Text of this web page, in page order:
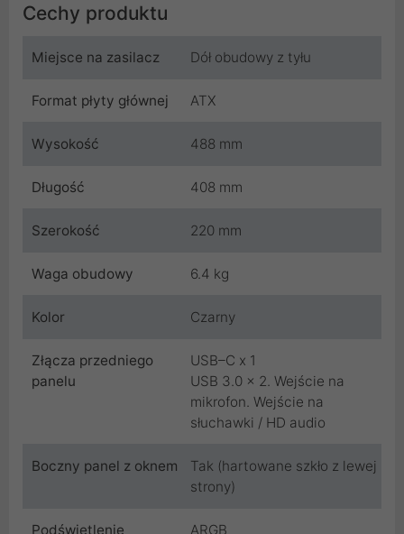
Cechy produktu
Miejsce na zasilacz Dół obudowy z tyłu
Format płyty głównej ATX
Wysokość 488 mm
Długość 408 mm
Szerokość 220 mm
Waga obudowy 6.4 kg
Kolor Czarny
Złącza przedniego
panelu
USB–C x 1
USB 3.0 x 2. Wejście na
mikrofon. Wejście na
słuchawki / HD audio
Boczny panel z oknem
Tak (hartowane szkło z lewej
strony)
Podświetlenie
ARGB